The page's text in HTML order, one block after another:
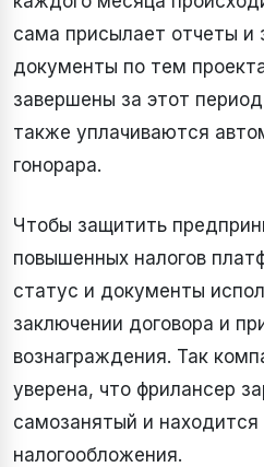
сама присылает отчеты и
документы по тем
завершены за этот
также уплачиваются
гонорара.
Чтобы защитить
повышенных налогов
статус и документы
заключении договора и
вознаграждения. Так
уверена, что фрилансер
самозанятый и
налогообложения.